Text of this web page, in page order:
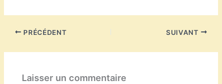
PRÉCÉDENT SUIVANT
Laisser un commentaire